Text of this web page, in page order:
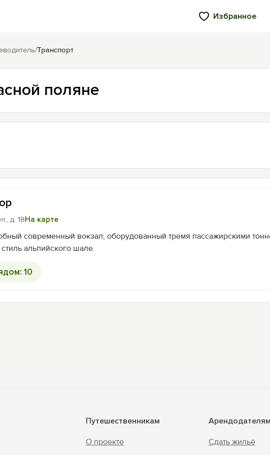
Избранное
/Транспорт
поляне
д. 18На карте
современный вокзал, оборудованный тремя пассажирскими
альпийского шале.
10
Путешественникам
О проекте
Арендодателям
Сдать жильё